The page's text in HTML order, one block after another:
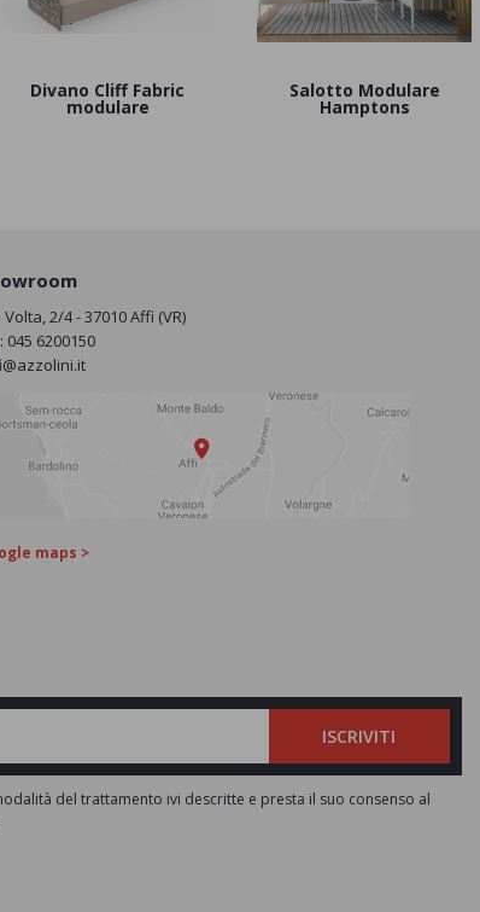
Divano Cliff Fabric
modulare
Salotto Modulare
Hamptons
Volta, 2/4 - 37010 Affi (VR)
045 6200150
maps >
ISCRIVITI
del trattamento ivi descritte e presta il suo consenso al